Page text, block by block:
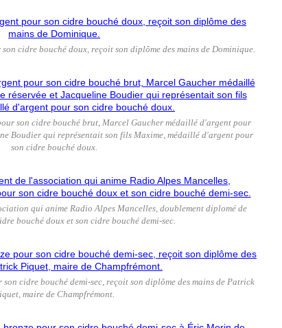
cidre bouché doux, reçoit son diplôme des mains de Dominique.
son cidre bouché brut, Marcel Gaucher médaillé d'argent pour
Boudier qui représentait son fils Maxime, médaillé d'argent pour
son cidre bouché doux.
qui anime Radio Alpes Mancelles, doublement diplomé de
bouché doux et son cidre bouché demi-sec.
cidre bouché demi-sec, reçoit son diplôme des mains de Patrick
maire de Champfrémont.